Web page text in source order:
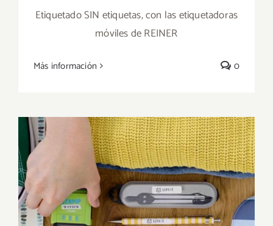
ETIQUETADO SIN ETIQUETAS DE
PRODUCTOS Y EMBALAJES DE MADERA
Etiquetado SIN etiquetas, con las etiquetadoras
móviles de REINER
Más información 0